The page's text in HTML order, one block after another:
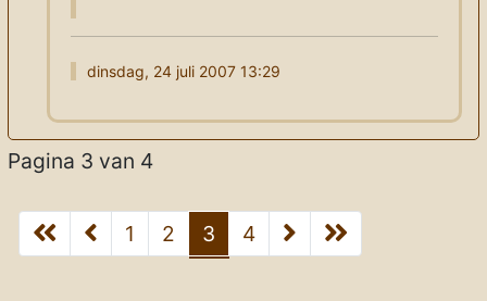
dinsdag, 24 juli 2007 13:29
Pagina 3 van 4
1 2 3 4